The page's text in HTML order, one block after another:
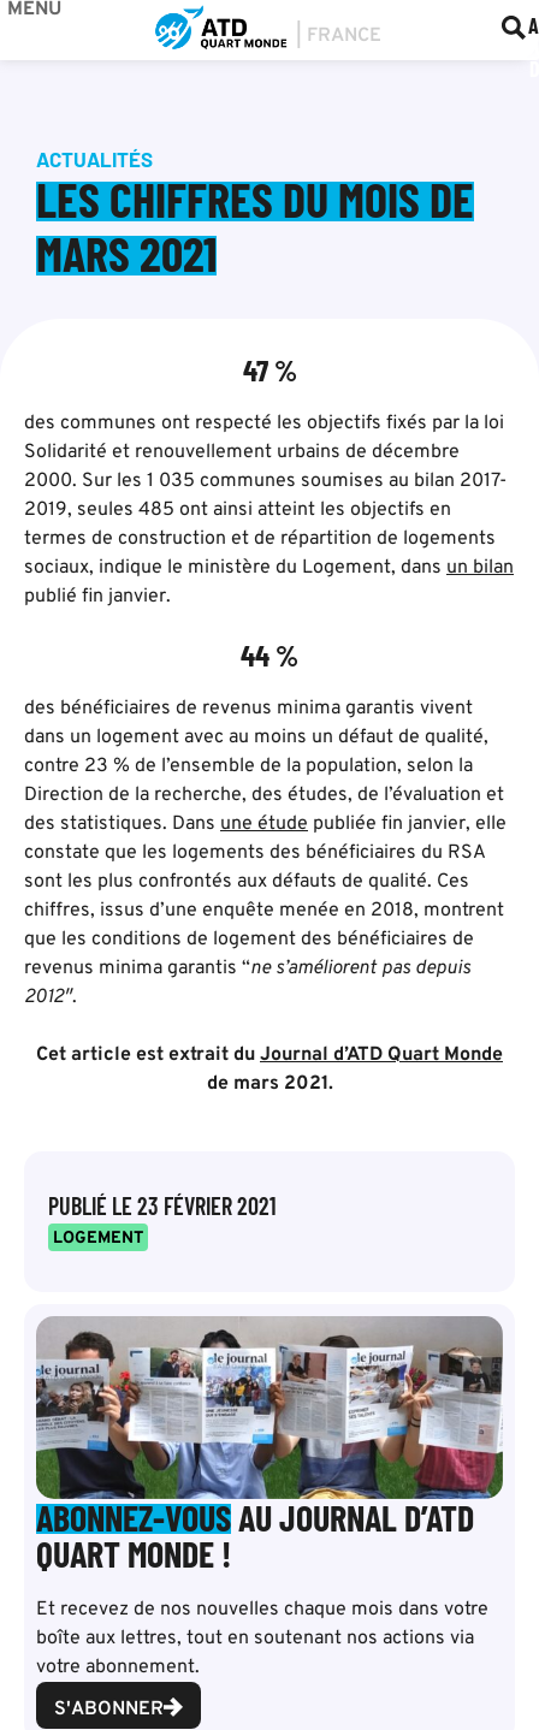
MENU
ACTUALITÉS
LES CHIFFRES DU MOIS DE
MARS 2021
PUBLIÉ LE 23 FÉVRIER 2021
LOGEMENT
ABONNEZ-VOUSAU JOURNAL D’ATD
QUART MONDE !
Et recevez de nos nouvelles chaque mois dans votre
boîte aux lettres, tout en soutenant nos actions via
votre abonnement.
S'ABONNER
47 %
des communes ont respecté les objectifs fixés par la loi
Solidarité et renouvellement urbains de décembre
2000. Sur les 1 035 communes soumises au bilan 2017-
2019, seules 485 ont ainsi atteint les objectifs en
termes de construction et de répartition de logements
sociaux, indique le ministère du Logement, dans un bilan
publié fin janvier.
44 %
des bénéficiaires de revenus minima garantis vivent
dans un logement avec au moins un défaut de qualité,
contre 23 % de l’ensemble de la population, selon la
Direction de la recherche, des études, de l’évaluation et
des statistiques. Dans une étude publiée fin janvier, elle
constate que les logements des bénéficiaires du RSA
sont les plus confrontés aux défauts de qualité. Ces
chiffres, issus d’une enquête menée en 2018, montrent
que les conditions de logement des bénéficiaires de
revenus minima garantis “ne s’améliorent pas depuis
2012″.
Cet article est extrait du Journal d’ATD Quart Monde
de mars 2021.